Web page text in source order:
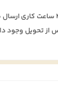
سفارشات طی ۲۴ تا ۴۸ ساعت